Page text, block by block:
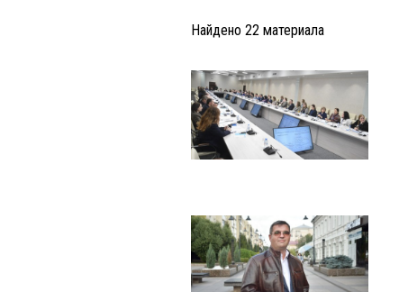
Найдено 22 материала